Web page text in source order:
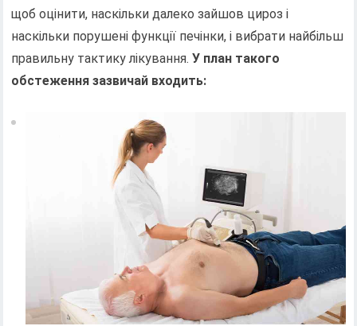
щоб оцінити, наскільки далеко зайшов цироз і
наскільки порушені функції печінки, і вибрати найбільш
правильну тактику лікування.У план такого
обстеження зазвичай входить: